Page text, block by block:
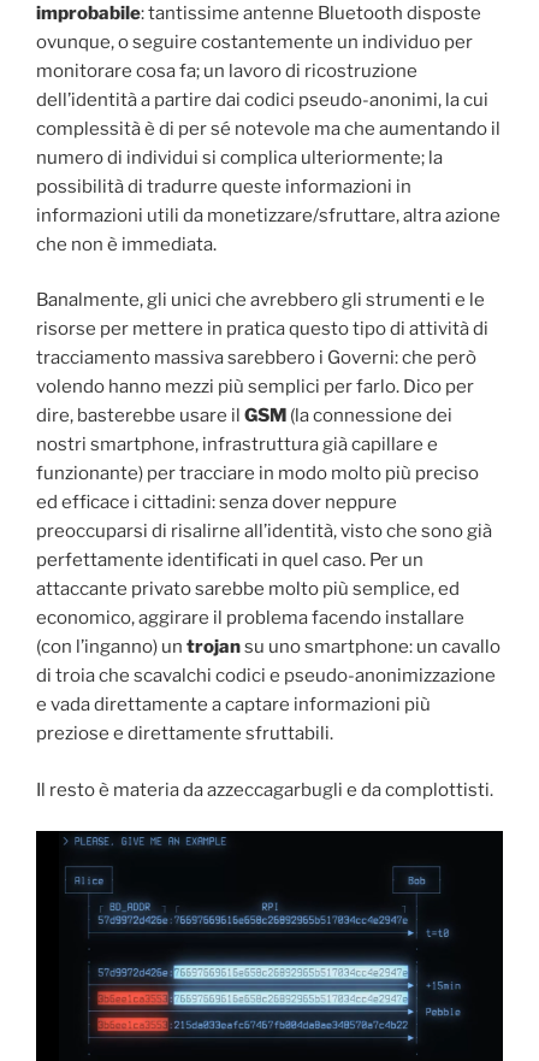
improbabile: tantissime antenne Bluetooth disposte
ovunque, o seguire costantemente un individuo per
monitorare cosa fa; un lavoro di ricostruzione
dell’identità a partire dai codici pseudo-anonimi, la cui
complessità è di per sé notevole ma che aumentando il
numero di individui si complica ulteriormente; la
possibilità di tradurre queste informazioni in
informazioni utili da monetizzare/sfruttare, altra azione
che non è immediata.
Banalmente, gli unici che avrebbero gli strumenti e le
risorse per mettere in pratica questo tipo di attività di
tracciamento massiva sarebbero i Governi: che però
volendo hanno mezzi più semplici per farlo. Dico per
dire, basterebbe usare il GSM (la connessione dei
nostri smartphone, infrastruttura già capillare e
funzionante) per tracciare in modo molto più preciso
ed efficace i cittadini: senza dover neppure
preoccuparsi di risalirne all’identità, visto che sono già
perfettamente identificati in quel caso. Per un
attaccante privato sarebbe molto più semplice, ed
economico, aggirare il problema facendo installare
(con l’inganno) un trojansu uno smartphone: un cavallo
di troia che scavalchi codici e pseudo-anonimizzazione
e vada direttamente a captare informazioni più
preziose e direttamente sfruttabili.
Il resto è materia da azzeccagarbugli e da complottisti.